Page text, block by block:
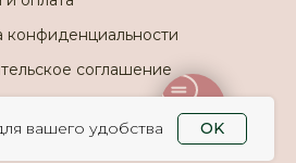
конфиденциальности
соглашение
вашего удобства
OK